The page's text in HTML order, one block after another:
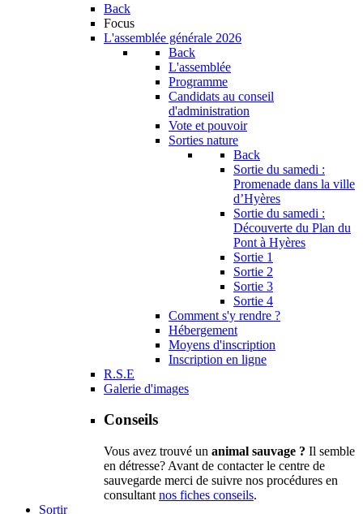
Back
Focus
L'assemblée générale 2026
Back
L'assemblée
Programme
Candidats au conseil
d'administration
Vote et pouvoir
Sorties nature
Back
Sortie du samedi :
Promenade dans la ville
d’Hyères
Sortie du samedi :
Découverte du Plan du
Pont à Hyères
Sortie 1
Sortie 2
Sortie 3
Sortie 4
Comment s'y rendre ?
Hébergement
Moyens d'inscription
Inscription en ligne
R.S.E
Galerie d'images
Conseils
Vous avez trouvé un animal sauvage ? Il semble
en détresse? Avant de contacter le centre de
sauvegarde merci de suivre nos procédures en
consultant nos fiches conseils.
Sortir